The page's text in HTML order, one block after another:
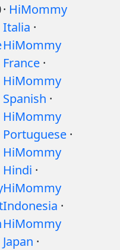
· HiMommy
Italia ·
HiMommy
France ·
HiMommy
Spanish ·
HiMommy
Portuguese ·
HiMommy
Hindi ·
HiMommy
Indonesia ·
HiMommy
Japan ·